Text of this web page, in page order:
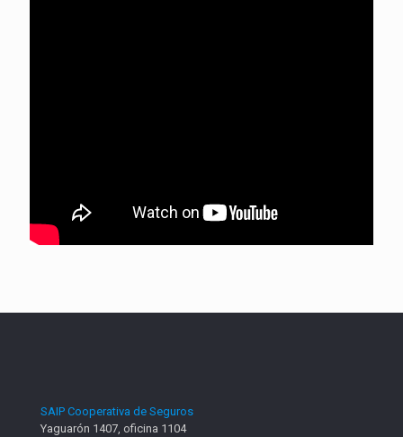
SAIP Cooperativa de Seguros
Yaguarón 1407, oficina 1104